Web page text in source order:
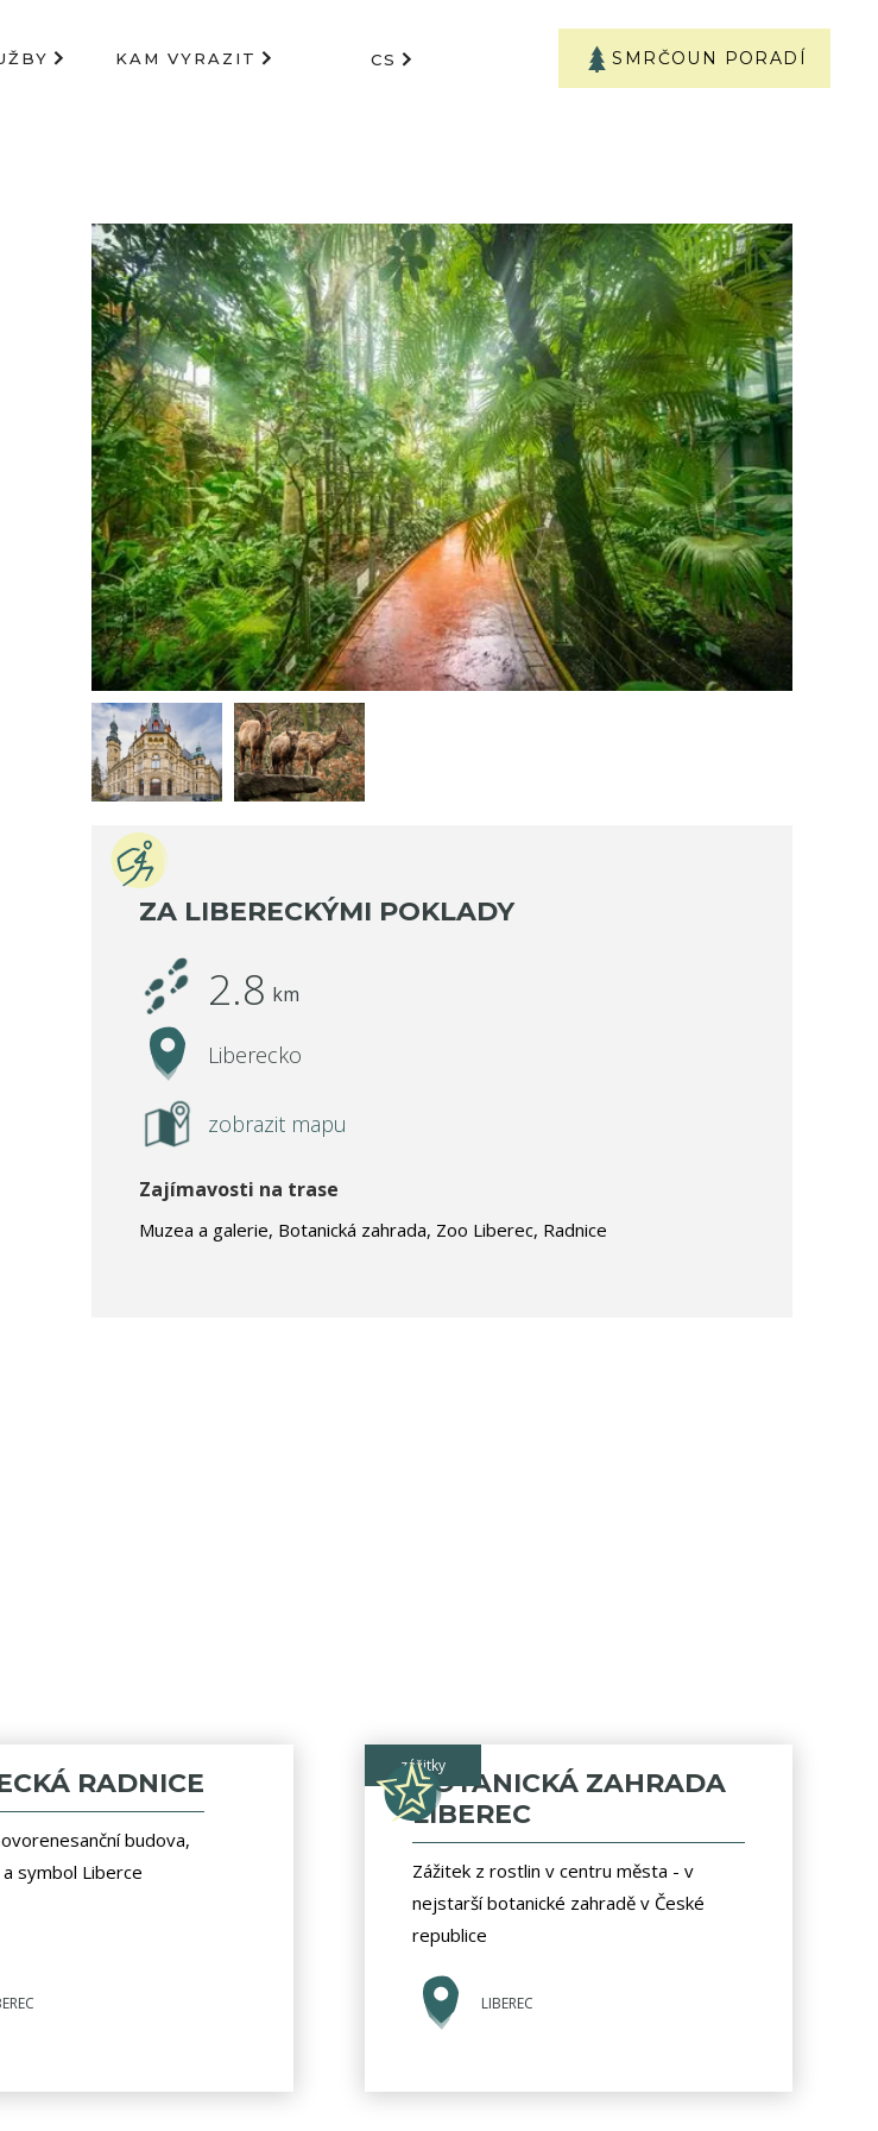
KAM VYRAZIT CS SMRČOUN PORADÍ
ZA LIBERECKÝMI POKLADY
2.8 km
Liberecko
zobrazit mapu
Zajímavosti na trase
Muzea a galerie, Botanická zahrada, Zoo Liberec, Radnice
RADNICE
budova,
symbol Liberce
zážitky
BOTANICKÁ ZAHRADA
LIBEREC
Zážitek z rostlin v centru města - v
nejstarší botanické zahradě v České
republice
LIBEREC